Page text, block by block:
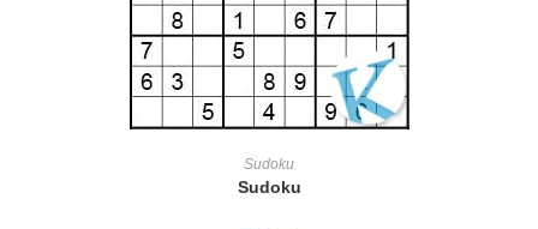
Sudoku
Sudoku